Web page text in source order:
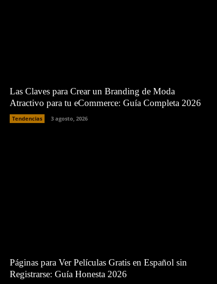
Las Claves para Crear un Branding de Moda
Atractivo para tu eCommerce: Guía Completa 2026
Tendencias 3 agosto, 2026
Páginas para Ver Películas Gratis en Español sin
Registrarse: Guía Honesta 2026